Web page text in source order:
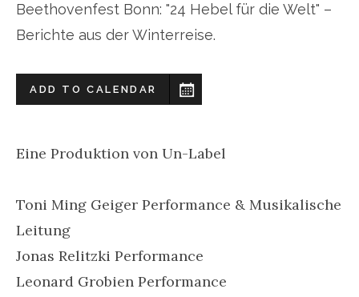
Beethovenfest Bonn: "24 Hebel für die Welt" –
Berichte aus der Winterreise.
ADD TO CALENDAR
Eine Produktion von Un-Label
Toni Ming Geiger Performance & Musikalische
Leitung
Jonas Relitzki Performance
Leonard Grobien Performance